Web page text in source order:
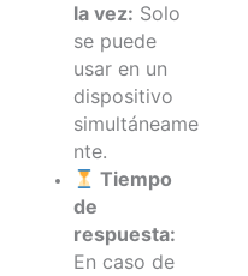
la vez: Solo
se puede
usar en un
dispositivo
simultáneame
nte.
Tiempo
de
respuesta:
En caso de